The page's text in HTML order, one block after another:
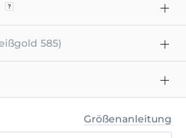
585)
Größenanleitung